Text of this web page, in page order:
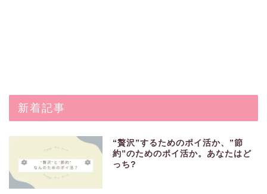
新着記事
“贅沢”するためのポイ活か、”節
約”のためのポイ活か。あなたはど
っち?